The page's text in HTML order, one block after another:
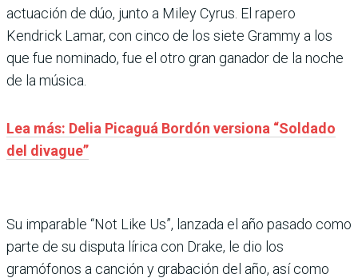
actuación de dúo, junto a Miley Cyrus. El rapero
Kendrick Lamar, con cinco de los siete Grammy a los
que fue nominado, fue el otro gran ganador de la noche
de la música.
Lea más: Delia Picaguá Bordón versiona “Soldado
del divague”
Su imparable “Not Like Us”, lanzada el año pasado como
parte de su disputa lírica con Drake, le dio los
gramófonos a canción y grabación del año, así como